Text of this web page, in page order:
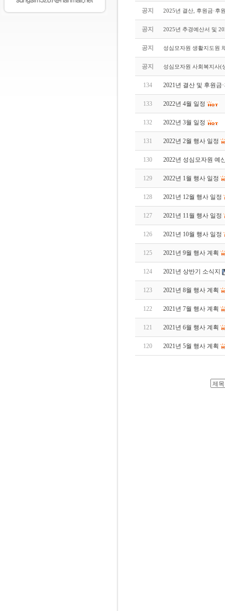
공지 2025년 결산, 후원금·후
공지 2025년 추경예산서 및
공지 성심모자원 생활지도원
공지 성심모자원 사회복지사(
134 2021년 결산 및 후원금
133 2022년 4월 일정
132 2022년 3월 일정
131 2022년 2월 행사 일정
130 2022년 성심모자원 예
129 2022년 1월 행사 일정
128 2021년 12월 행사 일정
127 2021년 11월 행사 일정
126 2021년 10월 행사 일정
125 2021년 9월 행사 계획
124 2021년 상반기 소식지
123 2021년 8월 행사 계획
122 2021년 7월 행사 계획
121 2021년 6월 행사 계획
120 2021년 5월 행사 계획